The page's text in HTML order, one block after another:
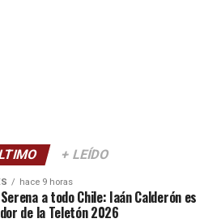
+ LEÍDO
hace 9 horas
a todo Chile: Iaán Calderón es
de la Teletón 2026